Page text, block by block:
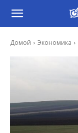
Домой Экономика